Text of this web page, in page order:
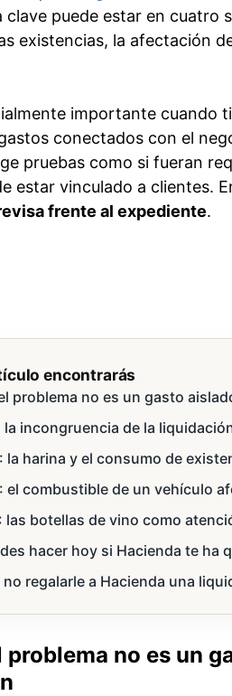
clave puede estar en cuatro
existencias, la afectación
importante cuando
conectados con el
pruebas como si fueran
estar vinculado a clientes.
frente al expediente.
encontrarás
problema no es un gasto
la incongruencia de la
la harina y el consumo de
el combustible de un vehículo
las botellas de vino como
hacer hoy si Hacienda te ha
no regalarle a Hacienda una
problema no es un